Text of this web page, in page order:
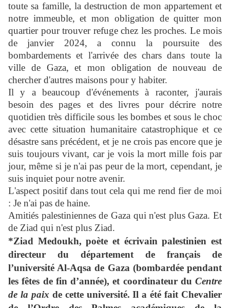
toute sa famille, la destruction de mon appartement et
notre immeuble, et mon obligation de quitter mon
quartier pour trouver refuge chez les proches. Le mois
de janvier 2024, a connu la poursuite des
bombardements et l'arrivée des chars dans toute la
ville de Gaza, et mon obligation de nouveau de
chercher d'autres maisons pour y habiter.
Il y a beaucoup d'événements à raconter, j'aurais
besoin des pages et des livres pour décrire notre
quotidien très difficile sous les bombes et sous le choc
avec cette situation humanitaire catastrophique et ce
désastre sans précédent, et je ne crois pas encore que je
suis toujours vivant, car je vois la mort mille fois par
jour, même si je n'ai pas peur de la mort, cependant, je
suis inquiet pour notre avenir.
L'aspect positif dans tout cela qui me rend fier de moi
: Je n'ai pas de haine.
Amitiés palestiniennes de Gaza qui n'est plus Gaza. Et
de Ziad qui n'est plus Ziad.
*Ziad Medoukh, poète et écrivain palestinien est
directeur du département de français de
l’université Al-Aqsa de Gaza (bombardée pendant
les fêtes de fin d’année), et coordinateur du Centre
de la paix de cette université. Il a été fait Chevalier